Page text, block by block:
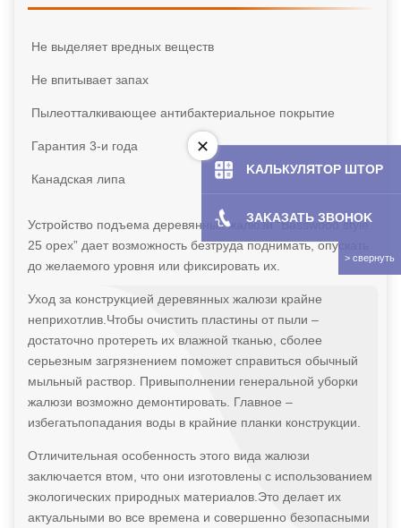
Не выделяет вредных веществ
Не впитывает запах
Пылеотталкивающее антибактериальное покрытие
Гарантия 3-и года
Канадская липа
Устройство подъема деревянных жалюзи “Basswood style
25 орех” дает возможность безтруда поднимать, опускать
до желаемого уровня или фиксировать их.
Уход за конструкцией деревянных жалюзи крайне
неприхотлив.Чтобы очистить пластины от пыли –
достаточно протереть их влажной тканью, сболее
серьезным загрязнением поможет справиться обычный
мыльный раствор. Привыполнении генеральной уборки
жалюзи возможно демонтировать. Главное –
избегатьпопадания воды в крайние планки конструкции.
Отличительная особенность этого вида жалюзи
заключается втом, что они изготовлены с использованием
экологических природных материалов.Это делает их
актуальными во все времена и совершенно безопасными
KAЛЬКУЛЯТOP ШТОР
ЗAKAЗATЬ ЗBOHOK